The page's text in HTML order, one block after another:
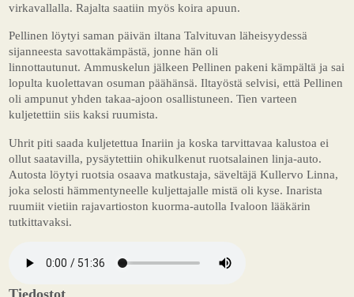
virkavallalla. Rajalta saatiin myös koira apuun.
Pellinen löytyi saman päivän iltana Talvituvan läheisyydessä
sijanneesta savottakämpästä, jonne hän oli
linnottautunut. Ammuskelun jälkeen Pellinen pakeni kämpältä ja sai
lopulta kuolettavan osuman päähänsä. Iltayöstä selvisi, että Pellinen
oli ampunut yhden takaa-ajoon osallistuneen. Tien varteen
kuljetettiin siis kaksi ruumista.
Uhrit piti saada kuljetettua Inariin ja koska tarvittavaa kalustoa ei
ollut saatavilla, pysäytettiin ohikulkenut ruotsalainen linja-auto.
Autosta löytyi ruotsia osaava matkustaja, säveltäjä Kullervo Linna,
joka selosti hämmentyneelle kuljettajalle mistä oli kyse. Inarista
ruumiit vietiin rajavartioston kuorma-autolla Ivaloon lääkärin
tutkittavaksi.
Tiedostot